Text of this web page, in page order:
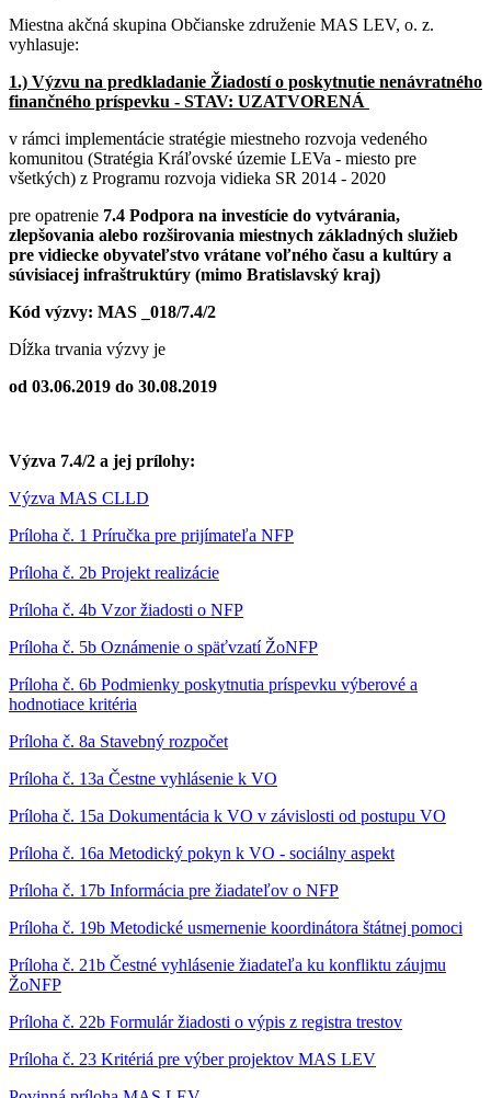
Miestna akčná skupina Občianske združenie MAS LEV, o. z.
vyhlasuje:
1.) Výzvu na predkladanie Žiadostí o poskytnutie nenávratného
finančného príspevku - STAV: UZATVORENÁ
v rámci implementácie stratégie miestneho rozvoja vedeného
komunitou (Stratégia Kráľovské územie LEVa - miesto pre
všetkých) z Programu rozvoja vidieka SR 2014 - 2020
pre opatrenie 7.4 Podpora na investície do vytvárania,
zlepšovania alebo rozširovania miestnych základných služieb
pre vidiecke obyvateľstvo vrátane voľného času a kultúry a
súvisiacej infraštruktúry (mimo Bratislavský kraj)
Kód výzvy: MAS _018/7.4/2
Dĺžka trvania výzvy je
od 03.06.2019 do 30.08.2019
Výzva 7.4/2 a jej prílohy:
Výzva MAS CLLD
Príloha č. 1 Príručka pre prijímateľa NFP
Príloha č. 2b Projekt realizácie
Príloha č. 4b Vzor žiadosti o NFP
Príloha č. 5b Oznámenie o späťvzatí ŽoNFP
Príloha č. 6b Podmienky poskytnutia príspevku výberové a
hodnotiace kritéria
Príloha č. 8a Stavebný rozpočet
Príloha č. 13a Čestne vyhlásenie k VO
Príloha č. 15a Dokumentácia k VO v závislosti od postupu VO
Príloha č. 16a Metodický pokyn k VO - sociálny aspekt
Príloha č. 17b Informácia pre žiadateľov o NFP
Príloha č. 19b Metodické usmernenie koordinátora štátnej pomoci
Príloha č. 21b Čestné vyhlásenie žiadateľa ku konfliktu záujmu
ŽoNFP
Príloha č. 22b Formulár žiadosti o výpis z registra trestov
Príloha č. 23 Kritériá pre výber projektov MAS LEV